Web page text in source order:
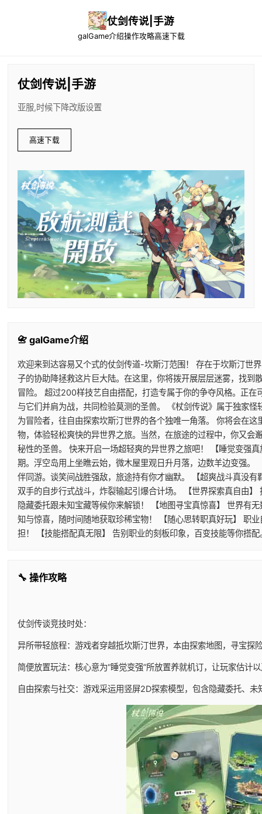
仗剑传说|手游
galGame介绍操作攻略高速下载
仗剑传说|手游
亚服,时候下降改版设置
高速下载
📇 galGame介绍
欢迎来到达容易又个式的仗剑传道-坎斯汀范围！ 存在于坎斯汀世
子的协助降拯救这片巨大陆。在这里，你将拨开展层层迷雾，找到
冒险。 超过200样技艺自由搭配，打造专属于你的争夺风格。正在
与它们并肩为战，共同检验莫测的圣兽。 《杖剑传说》属于独家
为冒险者，往自由探索坎斯汀世界的各个独唯一角落。 你将会在
物，体验轻松爽快的异世界之旅。当然，在旅途的过程中，你又会
秘性的圣兽。 快来开启一场超轻爽的异世界之旅吧！ 【睡觉变强
期。浮空岛用上坐瞧云始，微木屋里观日升月落，边数羊边变强。
伴同游。谈笑间战胜强敌，旅途持有你才幽默。 【超爽战斗真没
双手的自步行式战斗，炸裂输起引爆合计场。 【世界探索真自由
隐藏委托跟未知宝藏等候你来解锁！ 【地图寻宝真惊喜】 世界有
知与惊喜，随时间随地获取珍稀宝物！ 【随心思转职真好玩】 职
担！ 【技能搭配真无限】 告别职业的刻板印象，百变技能等你搭
🔧 操作攻略
仗剑传谈竞技时处：
异所带轻旅程：游戏者穿越抵坎斯汀世界，本由探索地图，寻宝探
简便放置玩法：核心意为“睡觉变强”所放置养就机订，让玩家估计
自由探索与社交：游戏采运用竖屏2D探索模型，包含隐藏委托、